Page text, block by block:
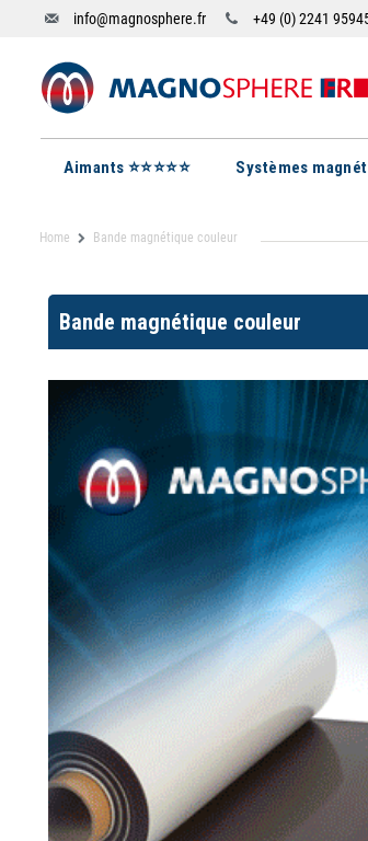
info@magnosphere.fr +49 (0) 2241
Aimants ⭐⭐⭐⭐⭐ Systèmes
Home Bande magnétique couleur
Bande magnétique couleur